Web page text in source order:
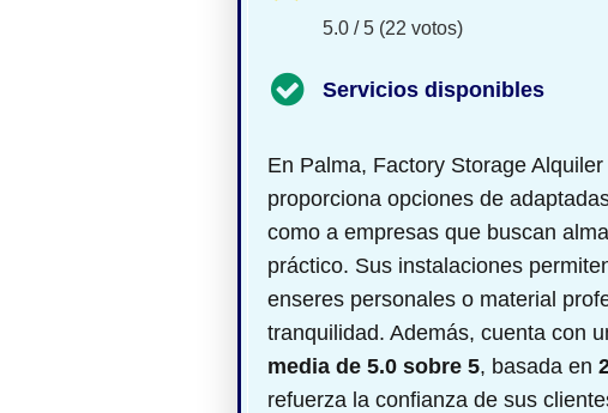
5.0 / 5 (22 votos)
Servicios disponibles
En Palma, Factory Storage
proporciona opciones de
como a empresas que buscan
práctico. Sus instalaciones
enseres personales o material
tranquilidad. Además, cuenta con
media de 5.0 sobre 5, basada en
refuerza la confianza de sus